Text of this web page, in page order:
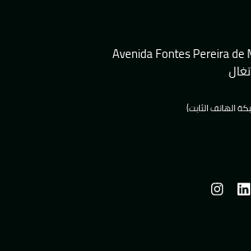
Avenida Fontes Pereira de
الهاتف الثابت)